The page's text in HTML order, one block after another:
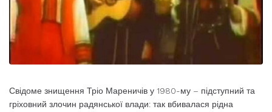
Свідоме знищення Тріо Мареничів у 1980-му – підступний та
гріховний злочин радянської влади: так вбивалася рідна